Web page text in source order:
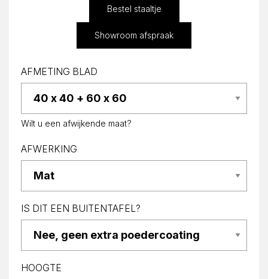
Bestel staaltje
Showroom afspraak
AFMETING BLAD
Wilt u een afwijkende maat?
AFWERKING
IS DIT EEN BUITENTAFEL?
HOOGTE